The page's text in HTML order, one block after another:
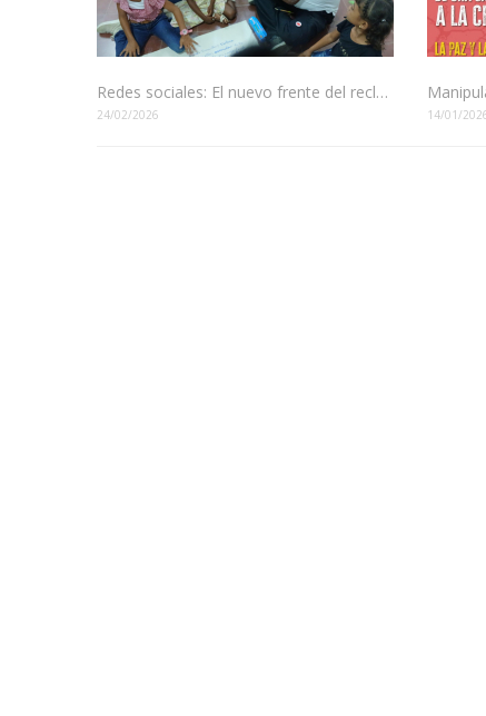
Redes sociales: El nuevo frente del reclutamiento en Colombia
24/02/2026 14/01/